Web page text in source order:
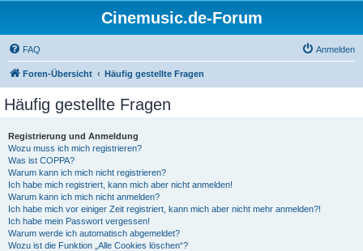
Cinemusic.de-Forum
FAQ Anmelden
Foren-Übersicht Häufig gestellte Fragen
Häufig gestellte Fragen
Registrierung und Anmeldung
Wozu muss ich mich registrieren?
Was ist COPPA?
Warum kann ich mich nicht registrieren?
Ich habe mich registriert, kann mich aber nicht anmelden!
Warum kann ich mich nicht anmelden?
Ich habe mich vor einiger Zeit registriert, kann mich aber nicht mehr anmelden?!
Ich habe mein Passwort vergessen!
Warum werde ich automatisch abgemeldet?
Wozu ist die Funktion „Alle Cookies löschen“?